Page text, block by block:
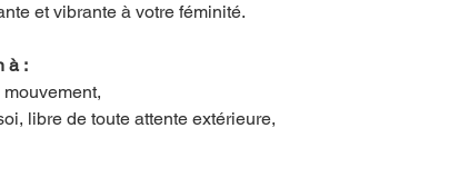
et vibrante à votre féminité.
à :
libre de toute attente extérieure,